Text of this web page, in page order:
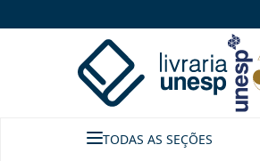
TODAS AS SEÇÕES